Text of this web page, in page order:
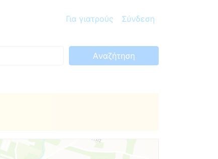
Για γιατρούς Σύνδεση
Aναζήτηση